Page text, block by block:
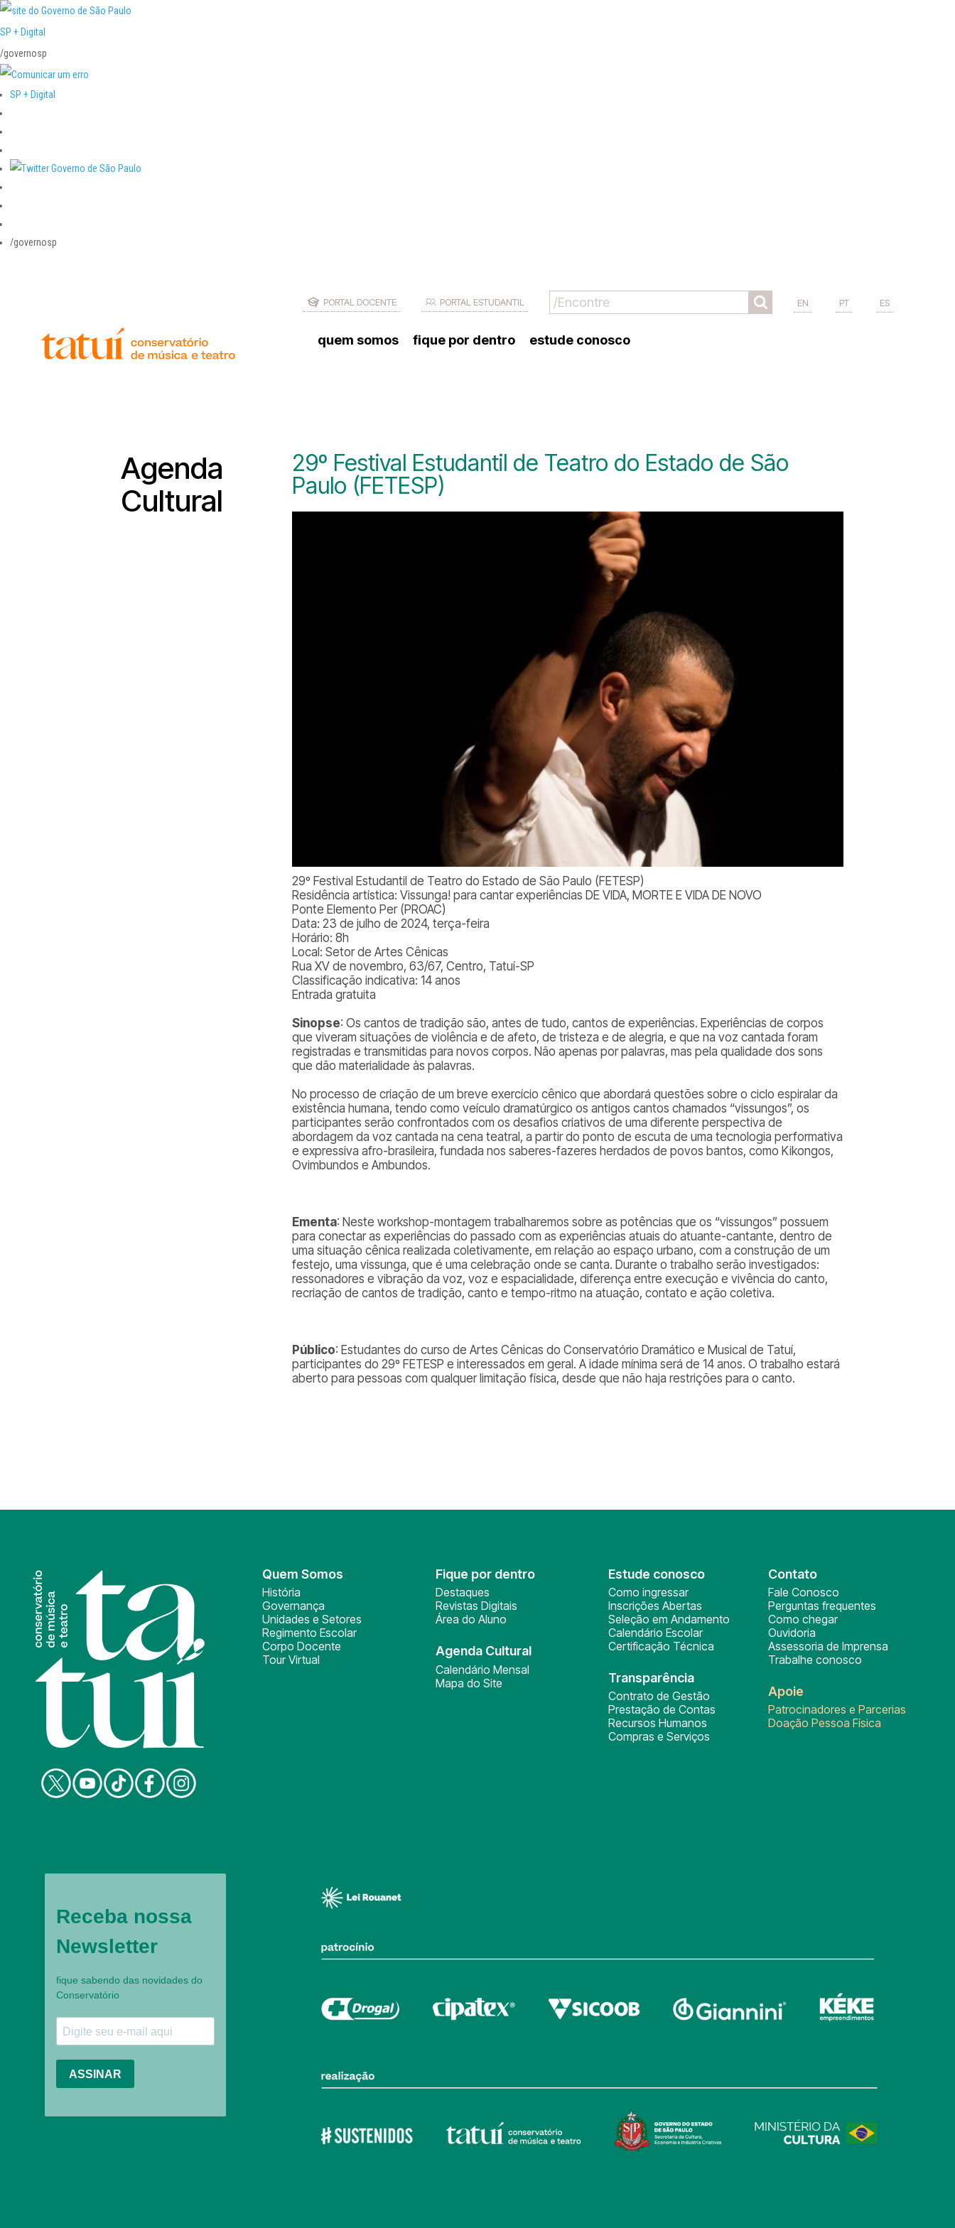
SP + Digital
/governosp
SP + Digital
/governosp
PORTAL DOCENTE PORTAL ESTUDANTIL EN PT ES
quem somos fique por dentro estude conosco
Agenda
Cultural
29º Festival Estudantil de Teatro do Estado de São
Paulo (FETESP)
29º Festival Estudantil de Teatro do Estado de São Paulo (FETESP)
Residência artística: Vissunga! para cantar experiências DE VIDA, MORTE E VIDA DE NOVO
Ponte Elemento Per (PROAC)
Data: 23 de julho de 2024, terça-feira
Horário: 8h
Local: Setor de Artes Cênicas
Rua XV de novembro, 63/67, Centro, Tatuí-SP
Classificação indicativa: 14 anos
Entrada gratuita
Sinopse: Os cantos de tradição são, antes de tudo, cantos de experiências. Experiências de corpos
que viveram situações de violência e de afeto, de tristeza e de alegria, e que na voz cantada foram
registradas e transmitidas para novos corpos. Não apenas por palavras, mas pela qualidade dos sons
que dão materialidade às palavras.
No processo de criação de um breve exercício cênico que abordará questões sobre o ciclo espiralar da
existência humana, tendo como veículo dramatúrgico os antigos cantos chamados “vissungos”, os
participantes serão confrontados com os desafios criativos de uma diferente perspectiva de
abordagem da voz cantada na cena teatral, a partir do ponto de escuta de uma tecnologia performativa
e expressiva afro-brasileira, fundada nos saberes-fazeres herdados de povos bantos, como Kikongos,
Ovimbundos e Ambundos.
Ementa: Neste workshop-montagem trabalharemos sobre as potências que os “vissungos” possuem
para conectar as experiências do passado com as experiências atuais do atuante-cantante, dentro de
uma situação cênica realizada coletivamente, em relação ao espaço urbano, com a construção de um
festejo, uma vissunga, que é uma celebração onde se canta. Durante o trabalho serão investigados:
ressonadores e vibração da voz, voz e espacialidade, diferença entre execução e vivência do canto,
recriação de cantos de tradição, canto e tempo-ritmo na atuação, contato e ação coletiva.
Público: Estudantes do curso de Artes Cênicas do Conservatório Dramático e Musical de Tatuí,
participantes do 29º FETESP e interessados em geral. A idade mínima será de 14 anos. O trabalho estará
aberto para pessoas com qualquer limitação física, desde que não haja restrições para o canto.
Quem Somos
História
Governança
Unidades e Setores
Regimento Escolar
Corpo Docente
Tour Virtual
Fique por dentro
Destaques
Revistas Digitais
Área do Aluno
Agenda Cultural
Calendário Mensal
Mapa do Site
Estude conosco
Como ingressar
Inscrições Abertas
Seleção em Andamento
Calendário Escolar
Certificação Técnica
Transparência
Contrato de Gestão
Prestação de Contas
Recursos Humanos
Compras e Serviços
Contato
Fale Conosco
Perguntas frequentes
Como chegar
Ouvidoria
Assessoria de Imprensa
Trabalhe conosco
Apoie
Patrocinadores e Parcerias
Doação Pessoa Física